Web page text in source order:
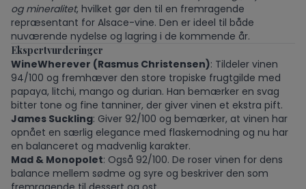
og mineralitet, hvilket gør den til en fremragende
repræsentant for Alsace-vine. Den er ideel til både
nuværende nydelse og lagring i de kommende år.
Ekspertvurderinger
WineWherever (Rasmus Christensen): Tildeler vinen
94/100 og fremhæver den store tropiske frugtgilde med
papaya, litchi, mango og durian. Han bemærker en svag
bitter tone og fine tanniner, der giver vinen et ekstra pift.
James Suckling: Giver 92/100 og bemærker, at vinen har
opnået en særlig elegance med flaskemodning og nu har
en balanceret og madvenlig karakter.
Mad & Monopolet: Også 92/100. De roser vinen for dens
balance mellem sødme og syre og beskriver den som